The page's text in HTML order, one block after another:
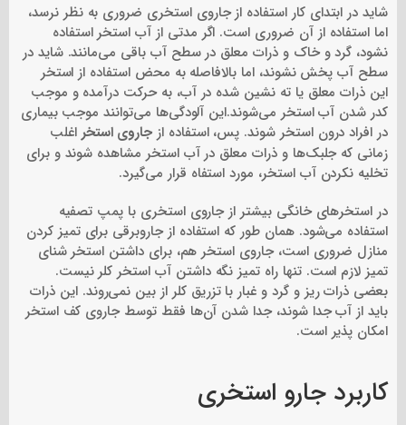
شاید در ابتدای کار استفاده از جاروی استخری ضروری به نظر نرسد،
اما استفاده از آن ضروری است. اگر مدتی از آب استخر استفاده
نشود، گرد و خاک و ذرات معلق در سطح آب باقی می‌مانند. شاید در
سطح آب پخش نشوند، اما بالافاصله به محض استفاده از استخر
این ذرات معلق یا ته نشین شده در آب، به حرکت درآمده و موجب
کدر شدن آب استخر می‌شوند.این آلودگی‌ها می‌توانند موجب بیماری
در افراد درون استخر شوند. پس، استفاده از جاروی استخراغلب
زمانی که جلبک‌ها و ذرات معلق در آب استخر مشاهده شوند و برای
تخلیه نکردن آب استخر، مورد استفاه قرار می‌گیرد.
در استخرهای خانگی بیشتر از جاروی استخری با پمپ تصفیه
استفاده می‌شود. همان طور که استفاده از جاروبرقی برای تمیز کردن
منازل ضروری است، جاروی استخر هم، برای داشتن استخر شنای
تمیز لازم است. تنها راه تمیز نگه داشتن آب استخر کلر نیست.
بعضی ذرات ریز و گرد و غبار با تزریق کلر از بین نمی‌روند. این ذرات
باید از آب جدا شوند، جدا شدن آن‌ها فقط توسط جاروی کف استخر
امکان پذیر است.
کاربرد جارو استخری